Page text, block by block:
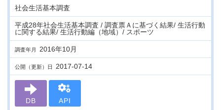
社会生活基本調査
平成28年社会生活基本調査 / 調査票Ａに基づく結果/ 生活行動
に関する結果/ 生活行動編（地域）/ スポーツ
調査年月 2016年10月
公開（更新）日 2017-07-14
DB API